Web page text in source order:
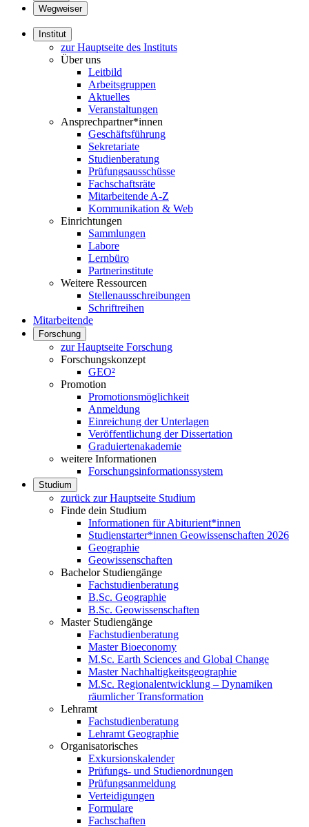
Wegweiser
Institut
zur Hauptseite des Instituts
Über uns
Leitbild
Arbeitsgruppen
Aktuelles
Veranstaltungen
Ansprechpartner*innen
Geschäftsführung
Sekretariate
Studienberatung
Prüfungsausschüsse
Fachschaftsräte
Mitarbeitende A-Z
Kommunikation & Web
Einrichtungen
Sammlungen
Labore
Lernbüro
Partnerinstitute
Weitere Ressourcen
Stellenausschreibungen
Schriftreihen
Mitarbeitende
Forschung
zur Hauptseite Forschung
Forschungskonzept
GEO²
Promotion
Promotionsmöglichkeit
Anmeldung
Einreichung der Unterlagen
Veröffentlichung der Dissertation
Graduiertenakademie
weitere Informationen
Forschungsinformationssystem
Studium
zurück zur Hauptseite Studium
Finde dein Studium
Informationen für Abiturient*innen
Studienstarter*innen Geowissenschaften 2026
Geographie
Geowissenschaften
Bachelor Studiengänge
Fachstudienberatung
B.Sc. Geographie
B.Sc. Geowissenschaften
Master Studiengänge
Fachstudienberatung
Master Bioeconomy
M.Sc. Earth Sciences and Global Change
Master Nachhaltigkeitsgeographie
M.Sc. Regionalentwicklung – Dynamiken
räumlicher Transformation
Lehramt
Fachstudienberatung
Lehramt Geographie
Organisatorisches
Exkursionskalender
Prüfungs- und Studienordnungen
Prüfungsanmeldung
Verteidigungen
Formulare
Fachschaften